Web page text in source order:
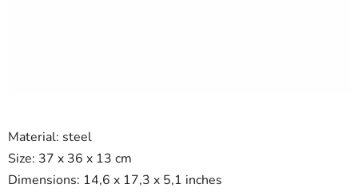
Material: steel
Size: 37 x 36 x 13 cm
Dimensions: 14,6 x 17,3 x 5,1 inches